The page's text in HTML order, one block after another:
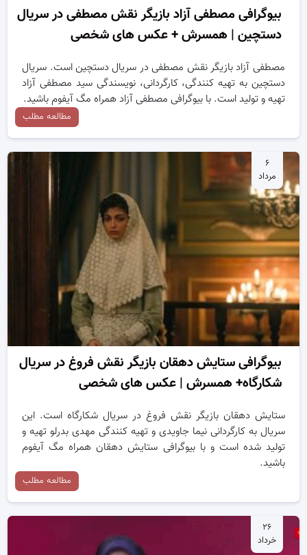
بیوگرافی مصطفی آزاد بازیگر نقش مصطفی در سریال
دستچین | همسرش + عکس های شخصی
مصطفی آزاد بازیگر نقش مصطفی در سریال دستچین است. سریال
دستچین به تهیه کنندگی، کارگردانی، نویسندگی سید مصطفی آزاد
تهیه و تولید است. با بیوگرافی مصطفی آزاد همراه مگ آیفوم باشید.
مطالعه مطلب
۶
مرداد
بیوگرافی ستایش دهقان بازیگر نقش فروغ در سریال
شکارگاه+ همسرش | عکس های شخصی
ستایش دهقان بازیگر نقش فروغ در سریال شکارگاه است. این
سریال به کارگردانی نیما جاویدی و تهیه کنندگی مهدی بدرلو تهیه و
تولید شده است و با بیوگرافی ستایش دهقان همراه مگ آیفوم
باشید.
مطالعه مطلب
۲۶
خرداد